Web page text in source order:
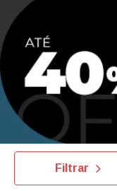
Filtrar